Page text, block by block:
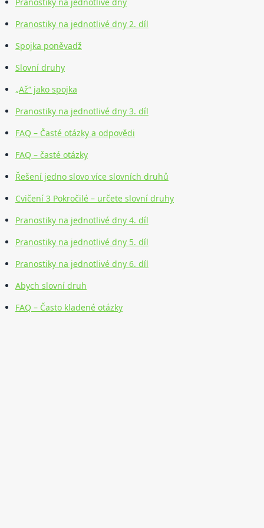
Pranostiky na jednotlivé dny
Pranostiky na jednotlivé dny 2. díl
Spojka poněvadž
Slovní druhy
„Až“ jako spojka
Pranostiky na jednotlivé dny 3. díl
FAQ – Časté otázky a odpovědi
FAQ – časté otázky
Řešení jedno slovo více slovních druhů
Cvičení 3 Pokročilé – určete slovní druhy
Pranostiky na jednotlivé dny 4. díl
Pranostiky na jednotlivé dny 5. díl
Pranostiky na jednotlivé dny 6. díl
Abych slovní druh
FAQ – Často kladené otázky